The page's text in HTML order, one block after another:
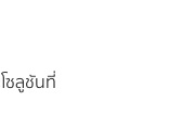
ซลูชันที่